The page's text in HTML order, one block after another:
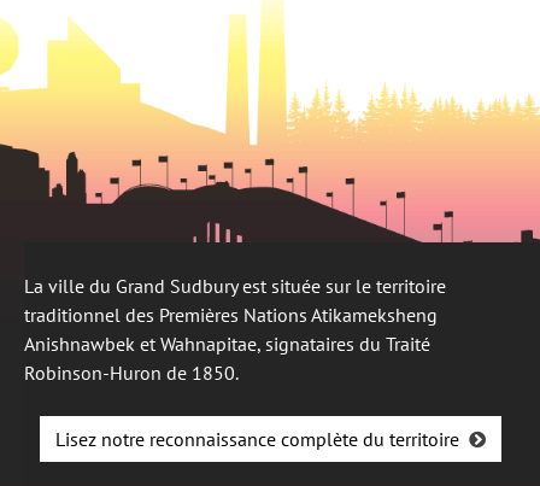
La ville du Grand Sudbury est située sur le territoire
traditionnel des Premières Nations Atikameksheng
Anishnawbek et Wahnapitae, signataires du Traité
Robinson-Huron de 1850.
Lisez notre reconnaissance complète du territoire